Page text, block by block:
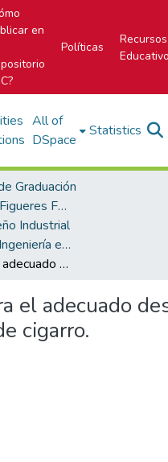
en
Políticas
Recursos
All of
DSpace
Statistics
Graduación
Biblioteca José Figueres Ferrer
Industrial
Bachillerato en Ingeniería en Diseño Industrial
Sistema para el adecuado desecho de colillas de cigarro.
el adecuado
cigarro.